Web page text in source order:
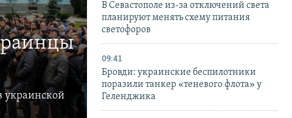
украинской
В Севастополе из-за отключений света
планируют менять схему питания
светофоров
09:41
Бровди: украинские беспилотники
поразили танкер «теневого флота» у
Геленджика